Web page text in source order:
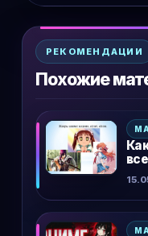
РЕКОМЕНДАЦИИ
Похожие